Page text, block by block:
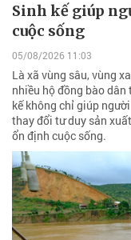
Sinh kế giúp
cuộc sống
05/08/2026 11:03
Là xã vùng sâu, vùng
nhiều hộ đồng bào
kế không chỉ giúp
thay đổi tư duy sản
ổn định cuộc sống.